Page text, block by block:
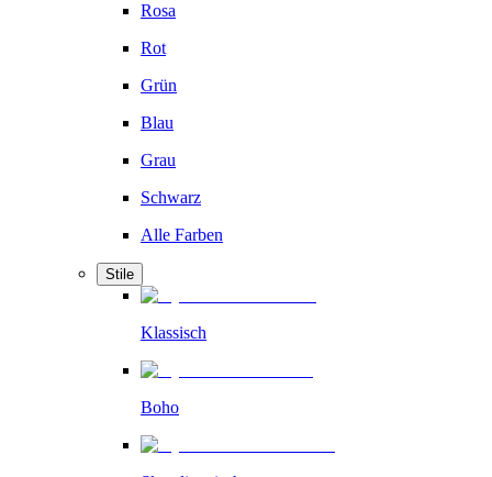
Rosa
Rot
Grün
Blau
Grau
Schwarz
Alle Farben
Stile
Klassisch
Boho